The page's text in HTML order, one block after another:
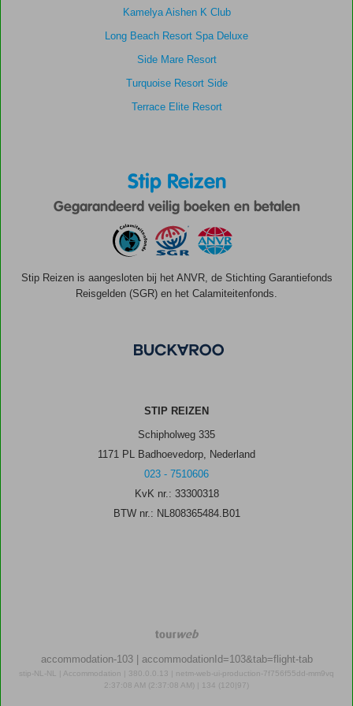
Kamelya Aishen K Club
Long Beach Resort Spa Deluxe
Side Mare Resort
Turquoise Resort Side
Terrace Elite Resort
Stip Reizen
Gegarandeerd veilig boeken en betalen
Stip Reizen is aangesloten bij het ANVR, de Stichting Garantiefonds
Reisgelden (SGR) en het Calamiteitenfonds.
STIP REIZEN
Schipholweg 335
1171 PL Badhoevedorp, Nederland
023 - 7510606
KvK nr.: 33300318
BTW nr.: NL808365484.B01
TourWeb
accommodation-103 | accommodationId=103&tab=flight-tab
stip-NL-NL | Accommodation | 380.0.0.13 | netm-web-ui-production-7f756f55dd-mm9vq
2:37:08 AM (2:37:08 AM) | 134 (120|97)